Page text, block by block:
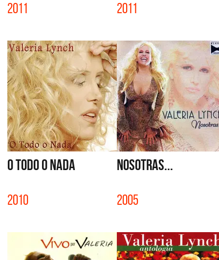
2011 2011
O TODO O NADA
2010
NOSOTRAS...
2005